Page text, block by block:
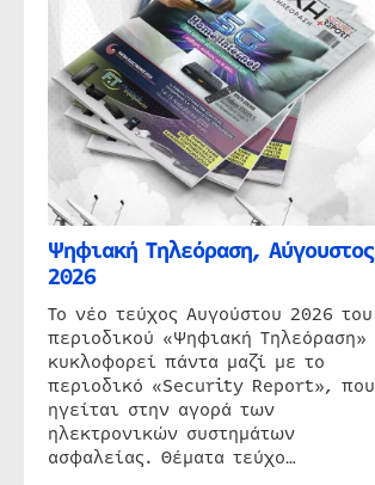
Ψηφιακή Τηλεόραση, Αύγουστος
2026
Το νέο τεύχος Αυγούστου 2026 του
περιοδικού «Ψηφιακή Τηλεόραση»
κυκλοφορεί πάντα μαζί με το
περιοδικό «Security Report», που
ηγείται στην αγορά των
ηλεκτρονικών συστημάτων
ασφαλείας. Θέματα τεύχο…